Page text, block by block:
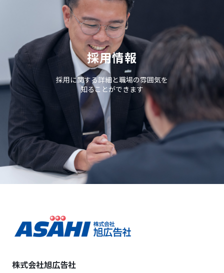
採用情報
採用に関する詳細と職場の雰囲気を
知ることができます
株式会社旭広告社